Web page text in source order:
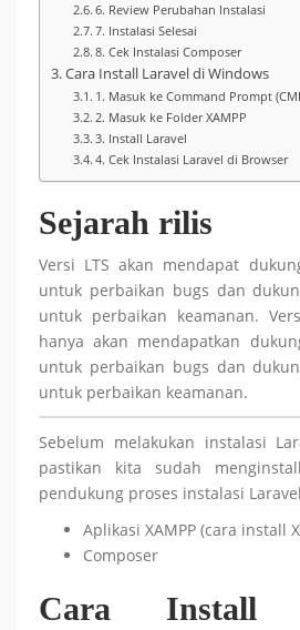
6. Review Perubahan Instalasi
7. Instalasi Selesai
8. Cek Instalasi Composer
Cara Install Laravel di Windows
1. Masuk ke Command Prompt
2. Masuk ke Folder XAMPP
3. Install Laravel
4. Cek Instalasi Laravel di Browser
Sejarah rilis
Versi LTS akan mendapat
untuk perbaikan bugs dan
untuk perbaikan keamanan.
hanya akan mendapatkan
untuk perbaikan bugs dan
untuk perbaikan keamanan.
Sebelum melakukan instalasi
pastikan kita sudah
pendukung proses instalasi
Aplikasi XAMPP (cara install
Composer
Cara Install